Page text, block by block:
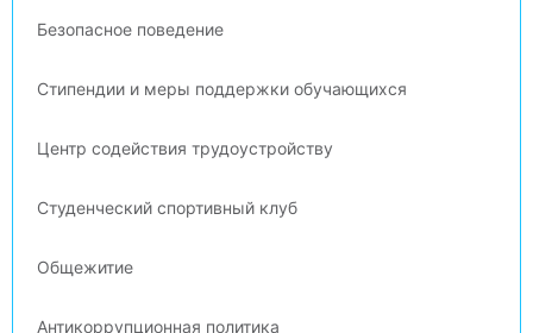
Безопасное поведение
Стипендии и меры поддержки обучающихся
Центр содействия трудоустройству
Студенческий спортивный клуб
Общежитие
Антикоррупционная политика